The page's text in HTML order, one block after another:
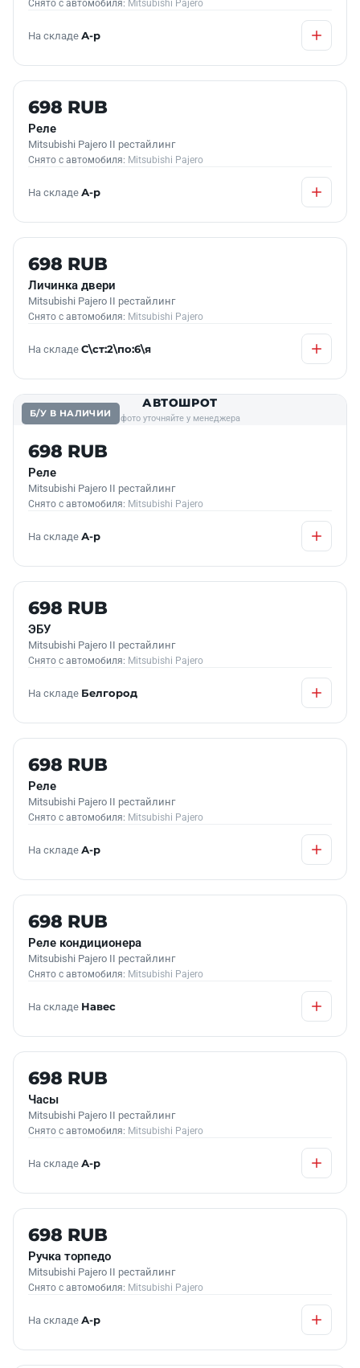
Снято с автомобиля: Mitsubishi Pajero
На складе А-р
Б/У В НАЛИЧИИ
698 RUB
Реле
Mitsubishi Pajero II рестайлинг
Снято с автомобиля: Mitsubishi Pajero
На складе А-р
Б/У В НАЛИЧИИ
698 RUB
Личинка двери
Mitsubishi Pajero II рестайлинг
Снято с автомобиля: Mitsubishi Pajero
На складе С\ст:2\по:6\я
Б/У В НАЛИЧИИ
АВТОШРОТ
фото уточняйте у менеджера
698 RUB
Реле
Mitsubishi Pajero II рестайлинг
Снято с автомобиля: Mitsubishi Pajero
На складе А-р
Б/У В НАЛИЧИИ
698 RUB
ЭБУ
Mitsubishi Pajero II рестайлинг
Снято с автомобиля: Mitsubishi Pajero
На складе Белгород
Б/У В НАЛИЧИИ
698 RUB
Реле
Mitsubishi Pajero II рестайлинг
Снято с автомобиля: Mitsubishi Pajero
На складе А-р
Б/У В НАЛИЧИИ
698 RUB
Реле кондиционера
Mitsubishi Pajero II рестайлинг
Снято с автомобиля: Mitsubishi Pajero
На складе Навес
Б/У В НАЛИЧИИ
698 RUB
Часы
Mitsubishi Pajero II рестайлинг
Снято с автомобиля: Mitsubishi Pajero
На складе А-р
Б/У В НАЛИЧИИ
698 RUB
Ручка торпедо
Mitsubishi Pajero II рестайлинг
Снято с автомобиля: Mitsubishi Pajero
На складе А-р